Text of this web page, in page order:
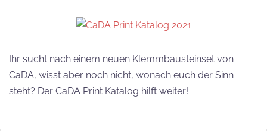
Ihr sucht nach einem neuen Klemmbausteinset von
CaDA, wisst aber noch nicht, wonach euch der Sinn
steht? Der CaDA Print Katalog hilft weiter!